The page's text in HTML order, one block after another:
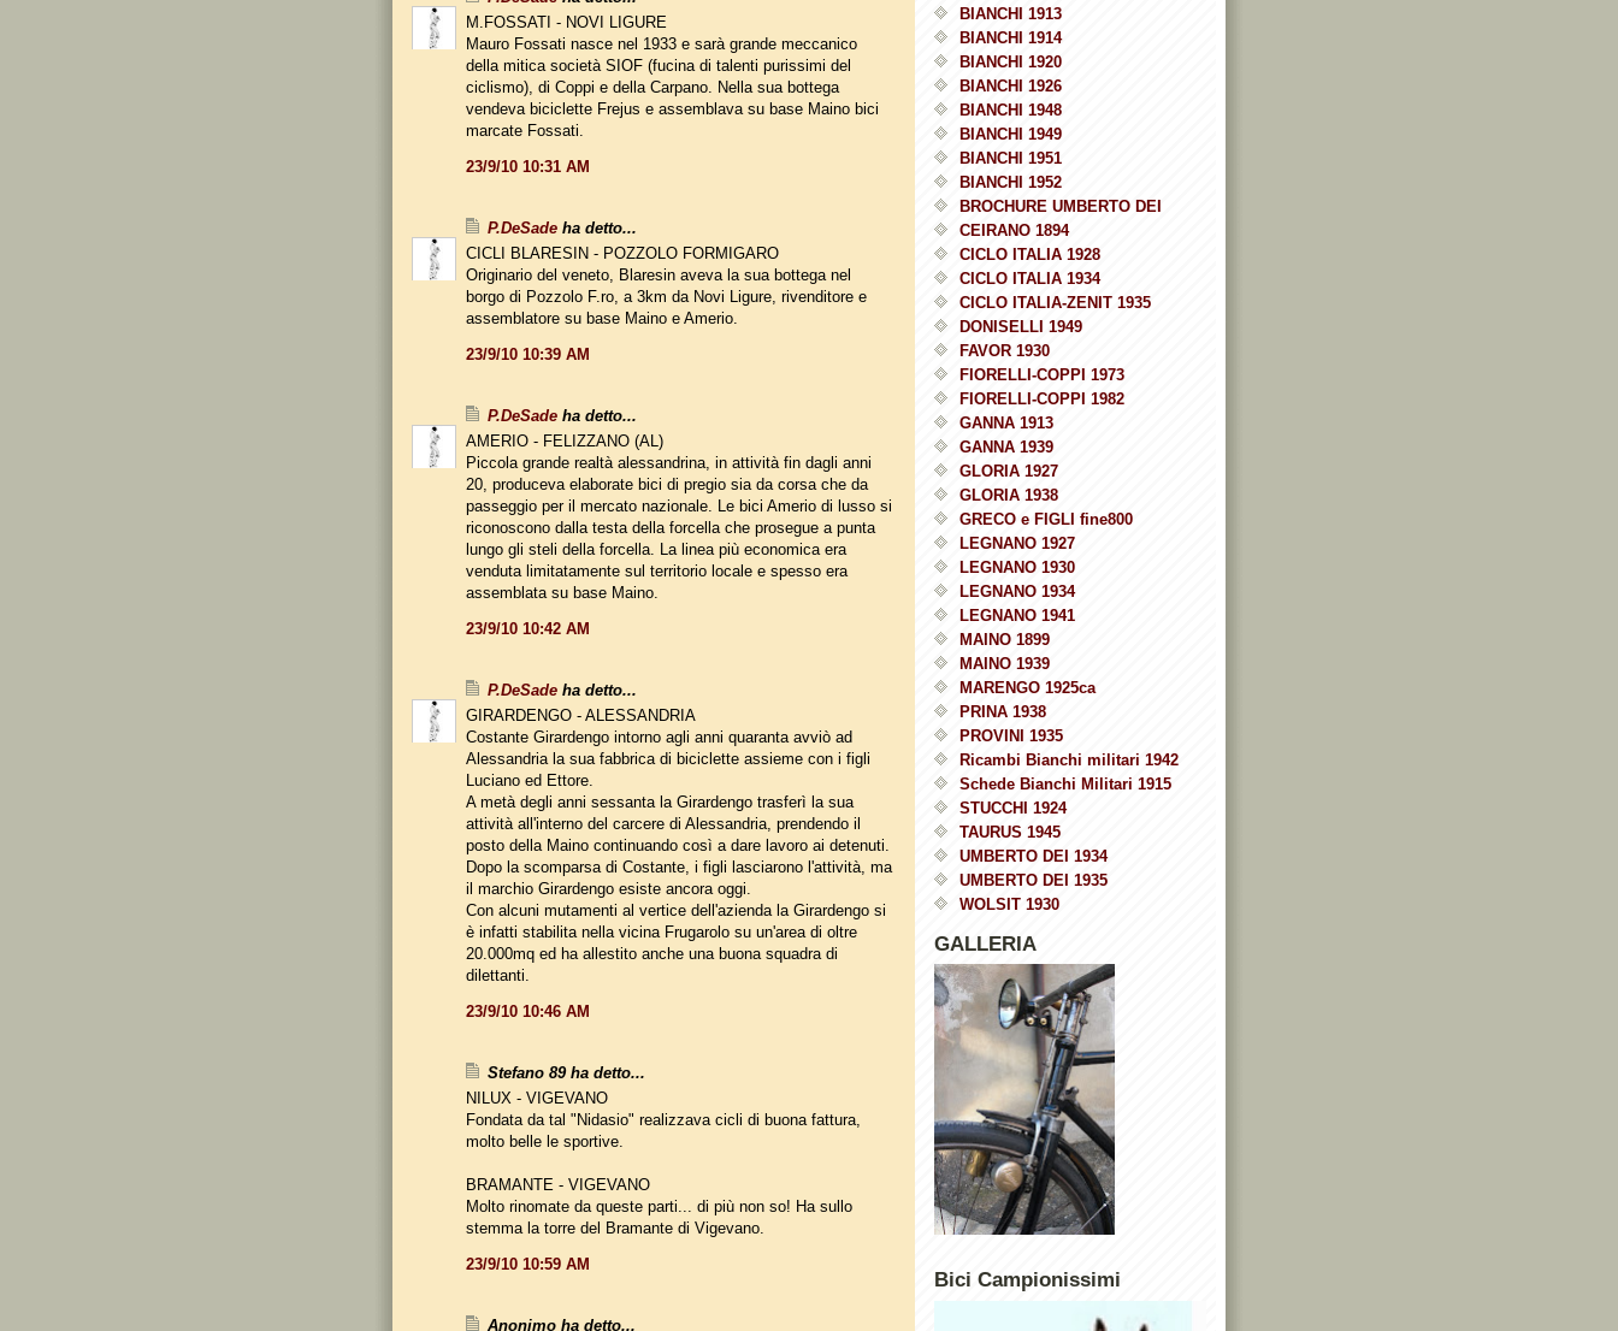
M.FOSSATI - NOVI LIGURE
Mauro Fossati nasce nel 1933 e sarà grande meccanico
della mitica società SIOF (fucina di talenti purissimi del
ciclismo), di Coppi e della Carpano. Nella sua bottega
vendeva biciclette Frejus e assemblava su base Maino bici
marcate Fossati.
23/9/10 10:31 AM
P.DeSade ha detto...
CICLI BLARESIN - POZZOLO FORMIGARO
Originario del veneto, Blaresin aveva la sua bottega nel
borgo di Pozzolo F.ro, a 3km da Novi Ligure, rivenditore e
assemblatore su base Maino e Amerio.
23/9/10 10:39 AM
P.DeSade ha detto...
AMERIO - FELIZZANO (AL)
Piccola grande realtà alessandrina, in attività fin dagli anni
20, produceva elaborate bici di pregio sia da corsa che da
passeggio per il mercato nazionale. Le bici Amerio di lusso si
riconoscono dalla testa della forcella che prosegue a punta
lungo gli steli della forcella. La linea più economica era
venduta limitatamente sul territorio locale e spesso era
assemblata su base Maino.
23/9/10 10:42 AM
P.DeSade ha detto...
GIRARDENGO - ALESSANDRIA
Costante Girardengo intorno agli anni quaranta avviò ad
Alessandria la sua fabbrica di biciclette assieme con i figli
Luciano ed Ettore.
A metà degli anni sessanta la Girardengo trasferì la sua
attività all'interno del carcere di Alessandria, prendendo il
posto della Maino continuando così a dare lavoro ai detenuti.
Dopo la scomparsa di Costante, i figli lasciarono l'attività, ma
il marchio Girardengo esiste ancora oggi.
Con alcuni mutamenti al vertice dell'azienda la Girardengo si
è infatti stabilita nella vicina Frugarolo su un'area di oltre
20.000mq ed ha allestito anche una buona squadra di
dilettanti.
23/9/10 10:46 AM
Stefano 89 ha detto...
NILUX - VIGEVANO
Fondata da tal "Nidasio" realizzava cicli di buona fattura,
molto belle le sportive.
BRAMANTE - VIGEVANO
Molto rinomate da queste parti... di più non so! Ha sullo
stemma la torre del Bramante di Vigevano.
23/9/10 10:59 AM
Anonimo ha detto...
BIANCHI 1913
BIANCHI 1914
BIANCHI 1920
BIANCHI 1926
BIANCHI 1948
BIANCHI 1949
BIANCHI 1951
BIANCHI 1952
BROCHURE UMBERTO DEI
CEIRANO 1894
CICLO ITALIA 1928
CICLO ITALIA 1934
CICLO ITALIA-ZENIT 1935
DONISELLI 1949
FAVOR 1930
FIORELLI-COPPI 1973
FIORELLI-COPPI 1982
GANNA 1913
GANNA 1939
GLORIA 1927
GLORIA 1938
GRECO e FIGLI fine800
LEGNANO 1927
LEGNANO 1930
LEGNANO 1934
LEGNANO 1941
MAINO 1899
MAINO 1939
MARENGO 1925ca
PRINA 1938
PROVINI 1935
Ricambi Bianchi militari 1942
Schede Bianchi Militari 1915
STUCCHI 1924
TAURUS 1945
UMBERTO DEI 1934
UMBERTO DEI 1935
WOLSIT 1930
GALLERIA
Bici Campionissimi